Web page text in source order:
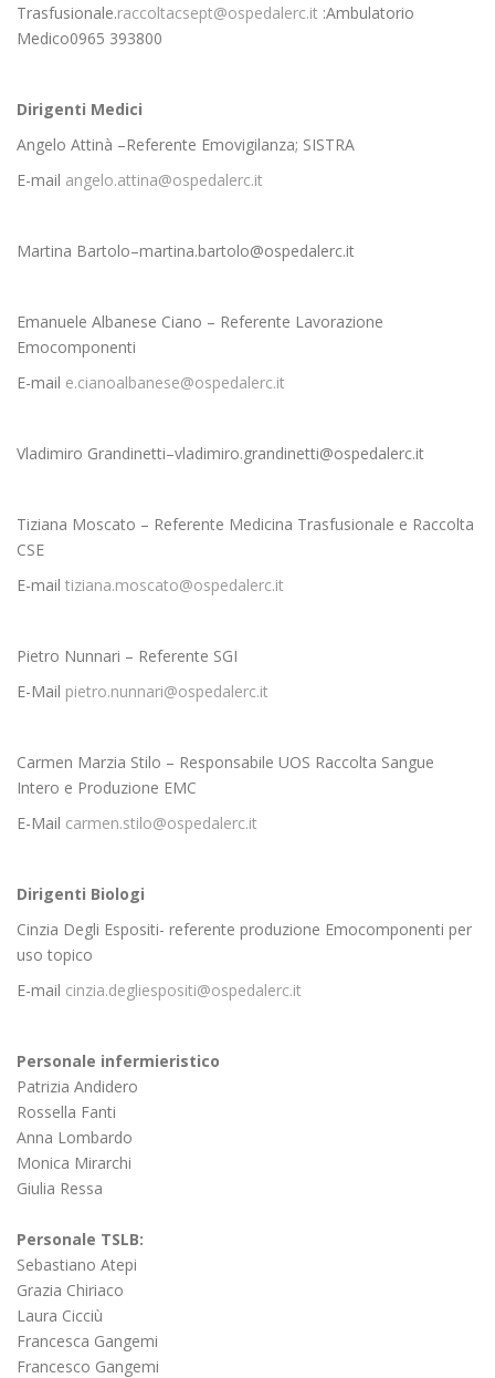
Trasfusionale.raccoltacsept@ospedalerc.it :Ambulatorio
Medico0965 393800
Dirigenti Medici
Angelo Attinà –Referente Emovigilanza; SISTRA
E-mail angelo.attina@ospedalerc.it
Martina Bartolo–martina.bartolo@ospedalerc.it
Emanuele Albanese Ciano – Referente Lavorazione
Emocomponenti
E-mail e.cianoalbanese@ospedalerc.it
Vladimiro Grandinetti–vladimiro.grandinetti@ospedalerc.it
Tiziana Moscato – Referente Medicina Trasfusionale e Raccolta
CSE
E-mail tiziana.moscato@ospedalerc.it
Pietro Nunnari – Referente SGI
E-Mail pietro.nunnari@ospedalerc.it
Carmen Marzia Stilo – Responsabile UOS Raccolta Sangue
Intero e Produzione EMC
E-Mail carmen.stilo@ospedalerc.it
Dirigenti Biologi
Cinzia Degli Espositi- referente produzione Emocomponenti per
uso topico
E-mail cinzia.degliespositi@ospedalerc.it
Personale infermieristico
Patrizia Andidero
Rossella Fanti
Anna Lombardo
Monica Mirarchi
Giulia Ressa
Personale TSLB:
Sebastiano Atepi
Grazia Chiriaco
Laura Cicciù
Francesca Gangemi
Francesco Gangemi